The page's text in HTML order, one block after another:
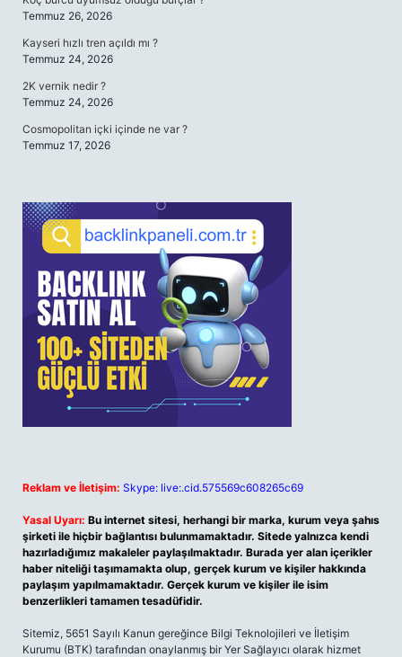
Temmuz 26, 2026
Kayseri hızlı tren açıldı mı ?
Temmuz 24, 2026
2K vernik nedir ?
Temmuz 24, 2026
Cosmopolitan içki içinde ne var ?
Temmuz 17, 2026
Reklam ve İletişim: Skype: live:.cid.575569c608265c69
Yasal Uyarı: Bu internet sitesi, herhangi bir marka, kurum veya şahıs
şirketi ile hiçbir bağlantısı bulunmamaktadır. Sitede yalnızca kendi
hazırladığımız makaleler paylaşılmaktadır. Burada yer alan içerikler
haber niteliği taşımamakta olup, gerçek kurum ve kişiler hakkında
paylaşım yapılmamaktadır. Gerçek kurum ve kişiler ile isim
benzerlikleri tamamen tesadüfidir.
Sitemiz, 5651 Sayılı Kanun gereğince Bilgi Teknolojileri ve İletişim
Kurumu (BTK) tarafından onaylanmış bir Yer Sağlayıcı olarak hizmet